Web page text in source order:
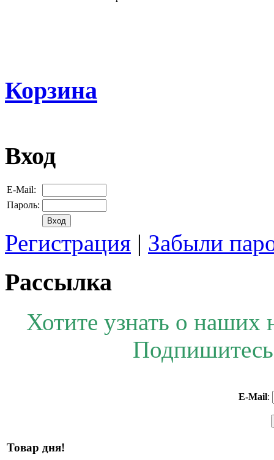
Корзина
Вход
E-Mail:
Пароль:
Регистрация | Забыли
Рассылка
Хотите узнать о наших
E-Mail:
Товар дня!